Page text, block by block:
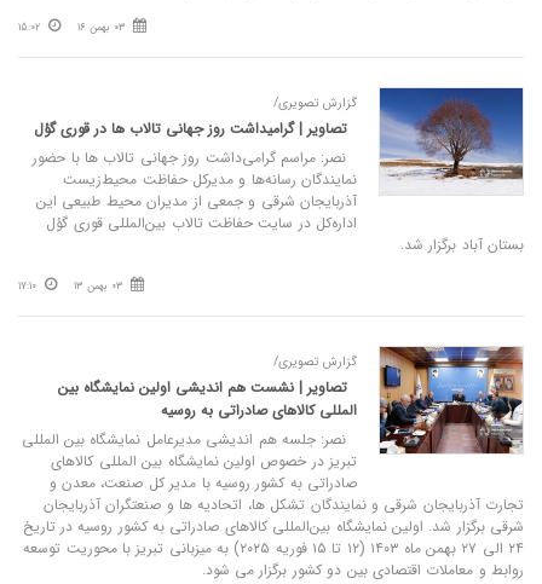
03 بهمن 16 15:02
گزارش تصویری/
تصاویر | گرامیداشت روز جهانی تالاب‌ ها در قوری گؤل
نصر: مراسم گرامی‌داشت روز جهانی تالاب‌ ها با حضور
نمایندگان رسانه‌ها و مدیرکل حفاظت محیط‌زیست
آذربایجان شرقی و جمعی از مدیران محیط طبیعی این
اداره‌کل در سایت حفاظت تالاب بین‌المللی قوری گؤل
بستان‌ آباد برگزار شد.
03 بهمن 13 17:10
گزارش تصویری/
تصاویر | نشست هم اندیشی اولین نمایشگاه بین‌
المللی کالاهای صادراتی به روسیه
نصر: جلسه هم اندیشی مدیرعامل نمایشگاه بین المللی
تبریز در خصوص اولین نمایشگاه بین‌ المللی کالاهای
صادراتی به کشور روسیه با مدیر کل صنعت، معدن و
تجارت آذربایجان شرقی و نمایندگان تشکل ها، اتحادیه ها و صنعتگران آذربایجان
شرقی برگزار شد. اولین نمایشگاه بین‌المللی کالاهای صادراتی به کشور روسیه در تاریخ
۲۴ الی ۲۷ بهمن ماه ۱۴۰۳ (۱۲ تا ۱۵ فوریه ۲۰۲۵) به میزبانی تبریز با محوریت توسعه
روابط و معاملات اقتصادی بین دو کشور برگزار می شود.